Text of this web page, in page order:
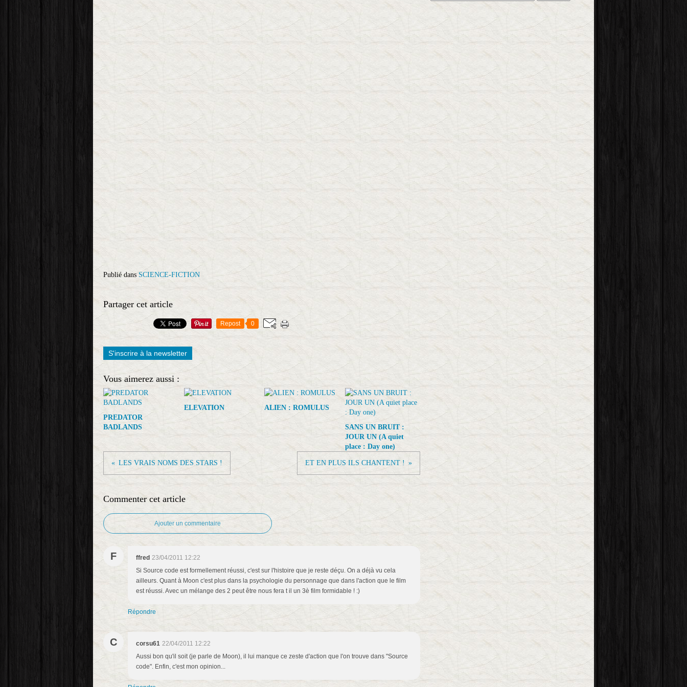
Publié dans SCIENCE-FICTION
Partager cet article
Repost 0
S'inscrire à la newsletter
Vous aimerez aussi :
PREDATOR
BADLANDS
ELEVATION ALIEN : ROMULUS
SANS UN BRUIT :
JOUR UN (A quiet
place : Day one)
LES VRAIS NOMS DES STARS ! ET EN PLUS ILS CHANTENT !
Commenter cet article
Ajouter un commentaire
F ffred 23/04/2011 12:22
Si Source code est formellement réussi, c'est sur l'histoire que je reste déçu. On a déjà vu cela
ailleurs. Quant à Moon c'est plus dans la psychologie du personnage que dans l'action que le film
est réussi. Avec un mélange des 2 peut être nous fera t il un 3è film formidable ! :)
Répondre
C corsu61 22/04/2011 12:22
Aussi bon qu'il soit (je parle de Moon), il lui manque ce zeste d'action que l'on trouve dans "Source
code". Enfin, c'est mon opinion...